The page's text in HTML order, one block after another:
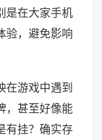
是在大家手机
验，避免影响
在游戏中遇到
，甚至好像能
有挂？确实存